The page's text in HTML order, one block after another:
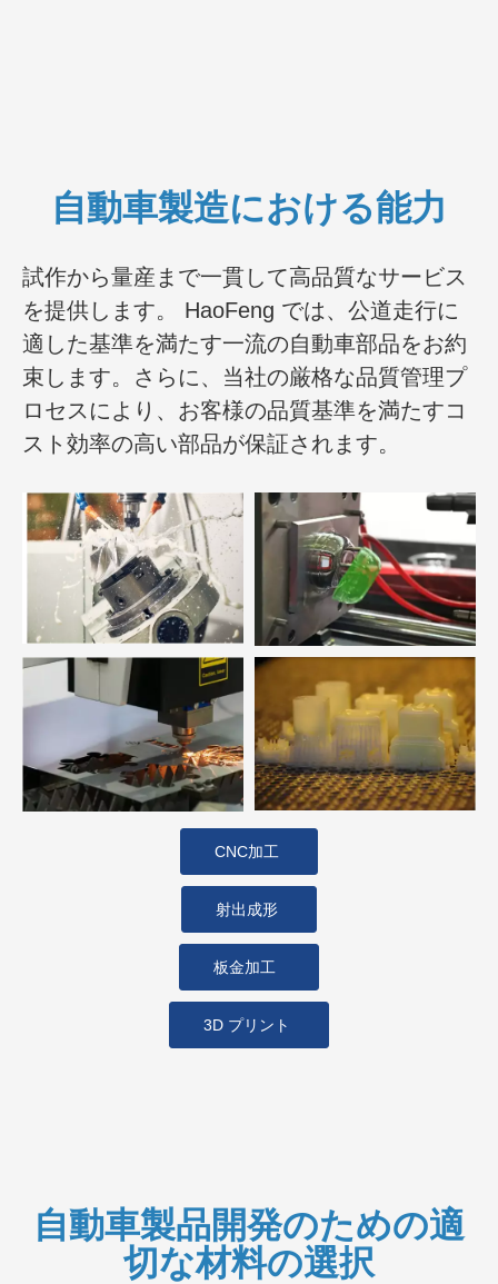
自動車製造における能力
試作から量産まで一貫して高品質なサービス
を提供します。 HaoFeng では、公道走行に
適した基準を満たす一流の自動車部品をお約
束します。さらに、当社の厳格な品質管理プ
ロセスにより、お客様の品質基準を満たすコ
スト効率の高い部品が保証されます。
CNC加工
射出成形
板金加工
3D プリント
自動車製品開発のための適
切な材料の選択